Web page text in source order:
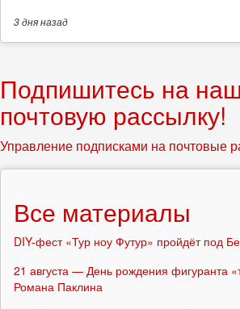
3 дняназад
Подпишитесь на
почтовую рассылку!
Управление подписками на почтовые
Все материалы
DIY-фест «Тур ноу Футур» пройдёт под
21 августа — День рождения фигуранта
Романа Паклина